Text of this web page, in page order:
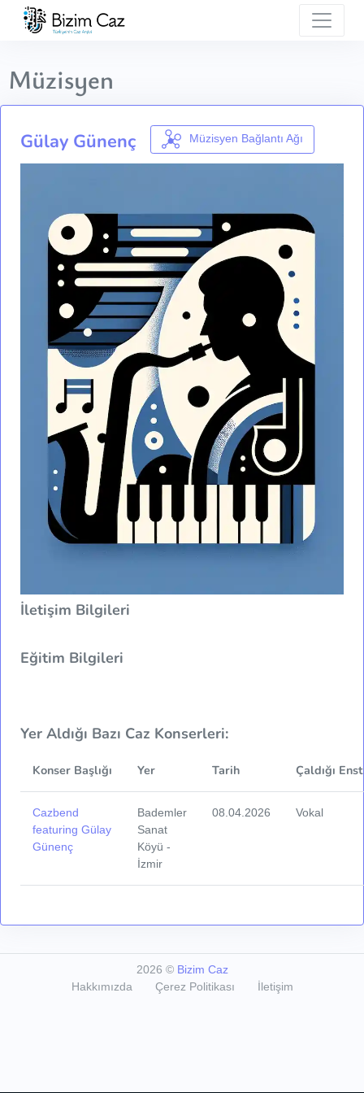
Müzisyen
Gülay Günenç Müzisyen Bağlantı Ağı
İletişim Bilgileri
Eğitim Bilgileri
Yer Aldığı Bazı Caz Konserleri:
Konser Başlığı Yer Tarih Çaldığı
Cazbend
featuring Gülay
Günenç
Bademler
Sanat
Köyü -
İzmir
08.04.2026 Vokal
2026 © Bizim Caz
Hakkımızda
Çerez Politikası İletişim